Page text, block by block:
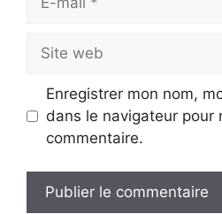
mail
web
Enregistrer mon nom,
dans le navigateur pour
commentaire.